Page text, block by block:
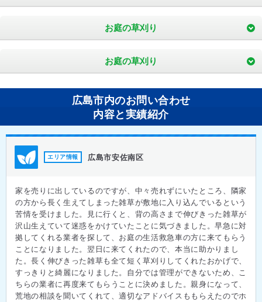
お庭の草刈り
お庭の草刈り
広島市内のお問い合わせ
内容と実績紹介
エリア情報 広島市安佐南区
家を売りに出しているのですが、中々売れずにいたところ、隣家
の方から長く生えてしまった雑草が敷地に入り込んでいるという
苦情を受けました。見に行くと、背の高さまで伸びきった雑草が
沢山生えていて迷惑をかけていたことに気づきました。早急に対
拠してくれる業者を探して、お庭の生活救急車の方に来てもらう
ことになりました。翌日に来てくれたので、本当に助かりまし
た。長く伸びきった雑草も全て短く草刈りしてくれたおかげで、
すっきりと綺麗になりました。自分では管理ができないため、こ
ちらの業者に再度来てもらうことに決めました。親身になって、
荒地の相談を聞いてくれて、適切なアドバイスももらえたのでホ